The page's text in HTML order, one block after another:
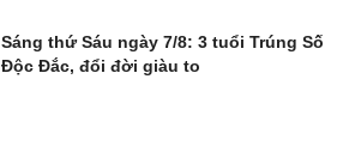
Sáng thứ Sáu ngày 7/8: 3 tuổi Trúng Số
Độc Đắc, đổi đời giàu to